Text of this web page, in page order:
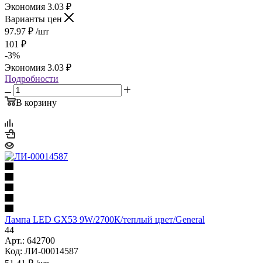
Экономия 3.03 ₽
Варианты цен
97.97 ₽ /шт
101 ₽
-3%
Экономия 3.03 ₽
Подробности
В корзину
Лампа LED GX53 9W/2700К/теплый цвет/General
44
Арт.: 642700
Код: ЛИ-00014587